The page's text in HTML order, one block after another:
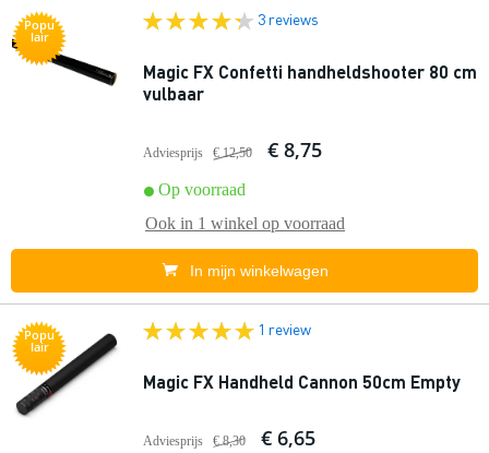
Popu
lair
3 reviews
Magic FX Confetti handheldshooter 80 cm
vulbaar
Adviesprijs € 12,50 € 8,75
Op voorraad
Ook in 1 winkel op voorraad
In mijn winkelwagen
Popu
lair
1 review
Magic FX Handheld Cannon 50cm Empty
Adviesprijs € 8,30 € 6,65